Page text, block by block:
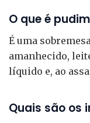
O que é
É uma
amanhecido,
líquido e, ao
Quais são os